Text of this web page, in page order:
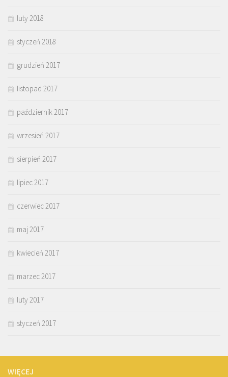
luty 2018
styczeń 2018
grudzień 2017
listopad 2017
październik 2017
wrzesień 2017
sierpień 2017
lipiec 2017
czerwiec 2017
maj 2017
kwiecień 2017
marzec 2017
luty 2017
styczeń 2017
WIĘCEJ